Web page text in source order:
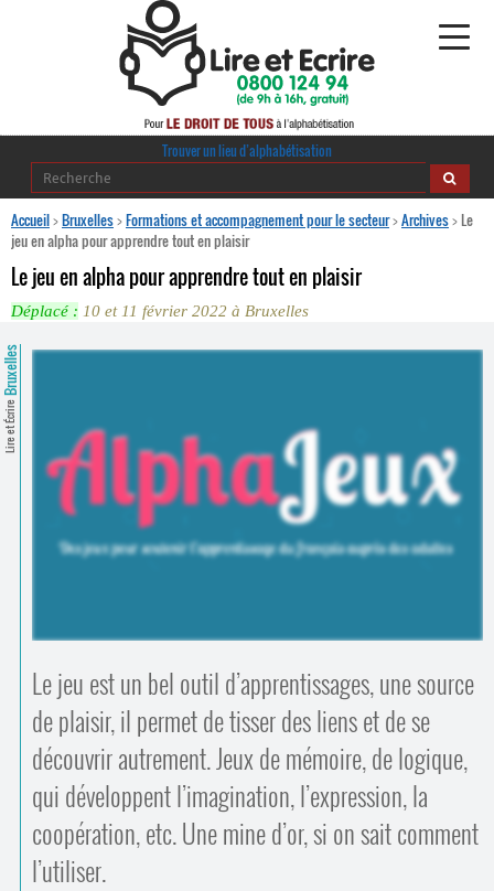
Alphabétisation
Publications
Comprendre et parler
Contacts
Trouver un lieu d’alphabétisation
Trouver un lieu d’alphabétisation
Accueil>Bruxelles>Formations et accompagnement pour le secteur>Archives>Le
jeu en alpha pour apprendre tout en plaisir
Le jeu en alpha pour apprendre tout en plaisir
Déplacé : 10 et 11 février 2022 à Bruxelles
Lire et Écrire
Bruxelles
Le jeu est un bel outil d’apprentissages, une source
de plaisir, il permet de tisser des liens et de se
découvrir autrement. Jeux de mémoire, de logique,
qui développent l’imagination, l’expression, la
coopération, etc. Une mine d’or, si on sait comment
l’utiliser.